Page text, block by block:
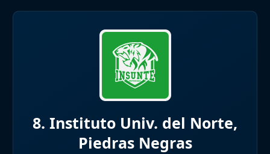
8. Instituto Univ. del Norte,
Piedras Negras